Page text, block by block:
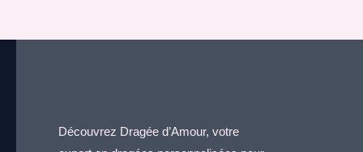
Découvrez Dragée d’Amour, votre